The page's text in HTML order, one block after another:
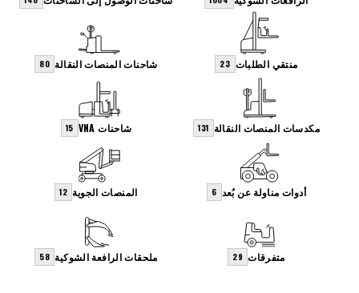
منتقي الطلبات 23 شاحنات المنصات النقالة 80
مكدسات المنصات النقالة 131 شاحنات VNA 15
أدوات مناولة عن بُعد 6 المنصات الجوية 12
متفرقات 29 ملحقات الرافعة الشوكية 58